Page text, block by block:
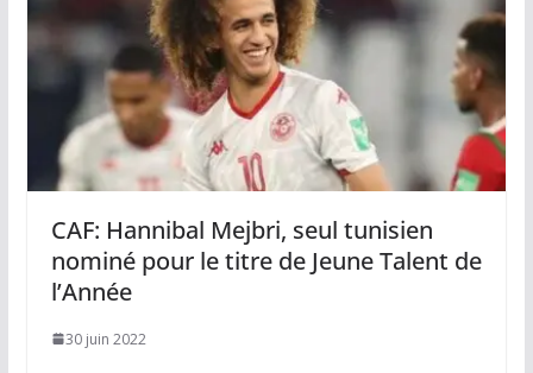
CAF: Hannibal Mejbri, seul tunisien
nominé pour le titre de Jeune Talent de
l’Année
30 juin 2022